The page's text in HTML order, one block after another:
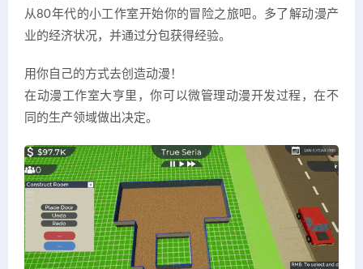
从80年代的小工作室开始你的冒险之旅吧。多了解动漫产
业的经济状况，并通过分包获得经验。
用你自己的方式去创造动漫！
在动漫工作室大亨里，你可以微管理动漫开发过程，在不
同的生产领域做出决定。